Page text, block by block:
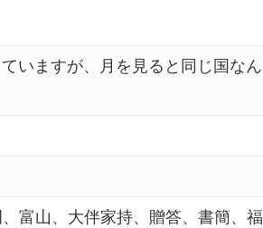
いますが、月を見ると同じ国なん
富山、大伴家持、贈答、書簡、福